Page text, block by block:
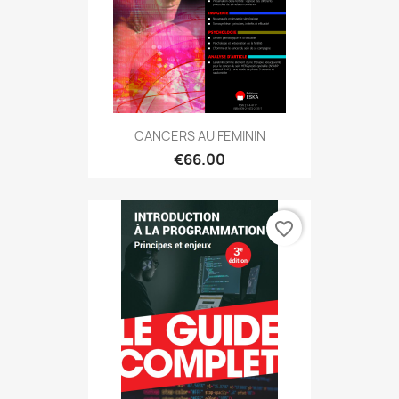
CANCERS AU FEMININ
€66.00
favorite_border